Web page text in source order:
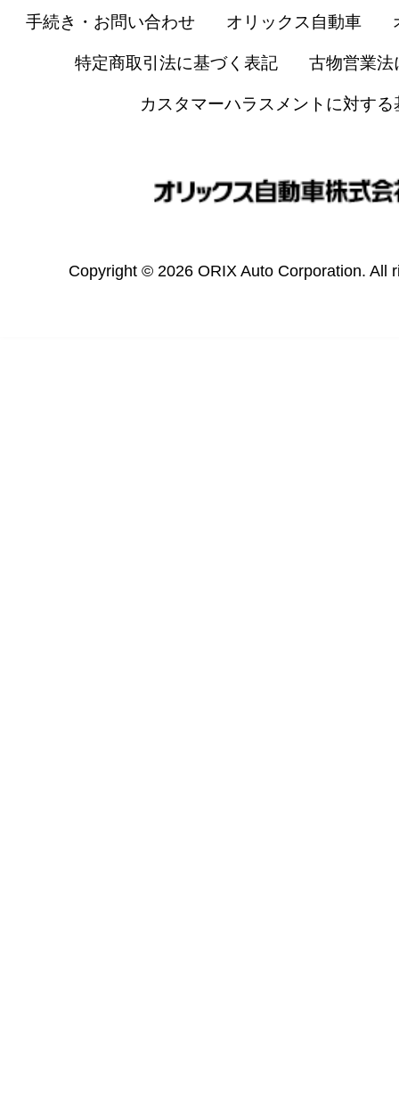
手続き・お問い合わせ オリックス自動車
特定商取引法に基づく表記 古物営業法
カスタマーハラスメントに対する
Copyright © 2026 ORIX Auto Corporation. All